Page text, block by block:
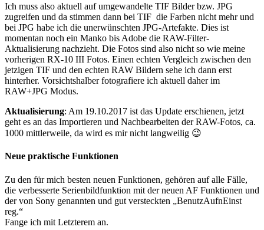
Ich muss also aktuell auf umgewandelte TIF Bilder bzw. JPG
zugreifen und da stimmen dann bei TIF die Farben nicht mehr und
bei JPG habe ich die unerwünschten JPG-Artefakte. Dies ist
momentan noch ein Manko bis Adobe die RAW-Filter-
Aktualisierung nachzieht. Die Fotos sind also nicht so wie meine
vorherigen RX-10 III Fotos. Einen echten Vergleich zwischen den
jetzigen TIF und den echten RAW Bildern sehe ich dann erst
hinterher. Vorsichtshalber fotografiere ich aktuell daher im
RAW+JPG Modus.
Aktualisierung: Am 19.10.2017 ist das Update erschienen, jetzt
geht es an das Importieren und Nachbearbeiten der RAW-Fotos, ca.
1000 mittlerweile, da wird es mir nicht langweilig 😉
Neue praktische Funktionen
Zu den für mich besten neuen Funktionen, gehören auf alle Fälle,
die verbesserte Serienbildfunktion mit der neuen AF Funktionen und
der von Sony genannten und gut versteckten „BenutzAufnEinst
reg.“
Fange ich mit Letzterem an.